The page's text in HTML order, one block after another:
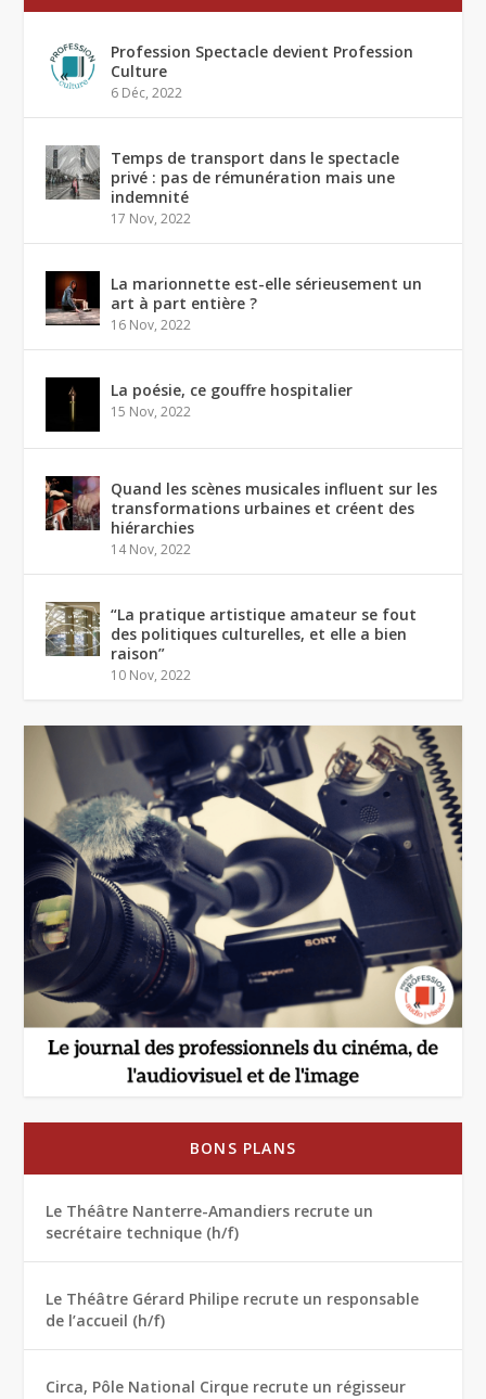
Profession Spectacle devient Profession
Culture
6 Déc, 2022
Temps de transport dans le spectacle
privé : pas de rémunération mais une
indemnité
17 Nov, 2022
La marionnette est-elle sérieusement un
art à part entière ?
16 Nov, 2022
La poésie, ce gouffre hospitalier
15 Nov, 2022
Quand les scènes musicales influent sur les
transformations urbaines et créent des
hiérarchies
14 Nov, 2022
“La pratique artistique amateur se fout
des politiques culturelles, et elle a bien
raison”
10 Nov, 2022
BONS PLANS
Le Théâtre Nanterre-Amandiers recrute un
secrétaire technique (h/f)
Le Théâtre Gérard Philipe recrute un responsable
de l’accueil (h/f)
Circa, Pôle National Cirque recrute un régisseur